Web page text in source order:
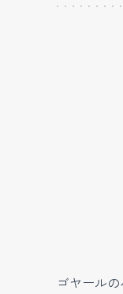
ゴヤール